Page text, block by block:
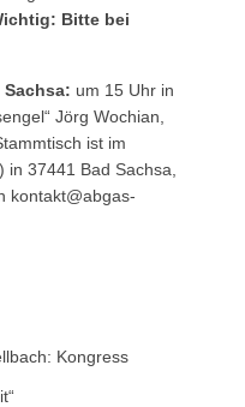
Bitte bei
Sachsa: um 15 Uhr in
Jörg Wochian,
ist im
37441 Bad Sachsa,
kontakt@abgas-
Kongress